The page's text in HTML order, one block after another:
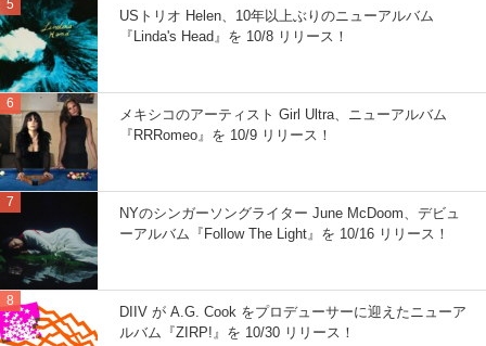
USトリオ Helen、10年以上ぶりのニューアルバム
『Linda's Head』を 10/8 リリース！
メキシコのアーティスト Girl Ultra、ニューアルバム
『RRRomeo』を 10/9 リリース！
NYのシンガーソングライター June McDoom、デビュ
ーアルバム『Follow The Light』を 10/16 リリース！
DIIV が A.G. Cook をプロデューサーに迎えたニューア
ルバム『ZIRP!』を 10/30 リリース！